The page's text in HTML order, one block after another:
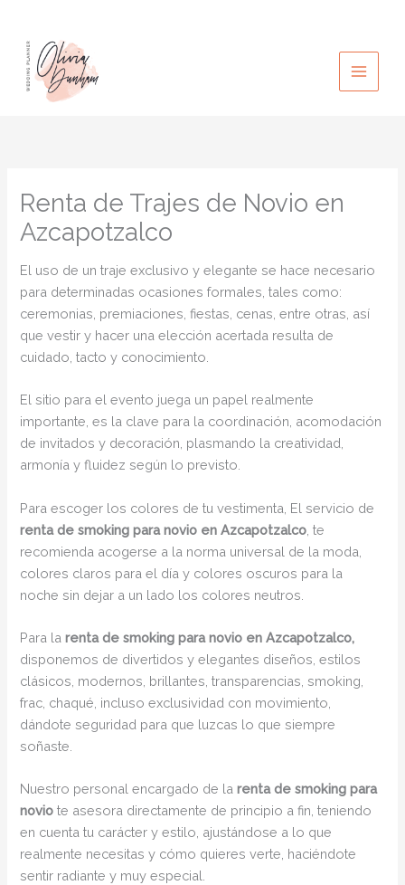
contenido
Renta de Trajes de Novio en
Azcapotzalco
El uso de un traje exclusivo y elegante se hace necesario
para determinadas ocasiones formales, tales como:
ceremonias, premiaciones, fiestas, cenas, entre otras, así
que vestir y hacer una elección acertada resulta de
cuidado, tacto y conocimiento.
El sitio para el evento juega un papel realmente
importante, es la clave para la coordinación, acomodación
de invitados y decoración, plasmando la creatividad,
armonía y fluidez según lo previsto.
Para escoger los colores de tu vestimenta, El servicio de
renta de smoking para novio en Azcapotzalco , te
recomienda acogerse a la norma universal de la moda,
colores claros para el día y colores oscuros para la
noche sin dejar a un lado los colores neutros.
Para larenta de smoking para novio en Azcapotzalco,
disponemos de divertidos y elegantes diseños, estilos
clásicos, modernos, brillantes, transparencias, smoking,
frac, chaqué, incluso exclusividad con movimiento,
dándote seguridad para que luzcas lo que siempre
soñaste.
Nuestro personal encargado de larenta de smoking para
novio te asesora directamente de principio a fin, teniendo
en cuenta tu carácter y estilo, ajustándose a lo que
realmente necesitas y cómo quieres verte, haciéndote
sentir radiante y muy especial.